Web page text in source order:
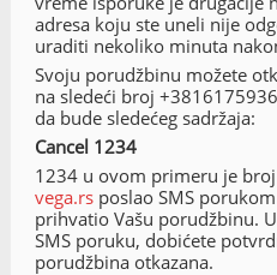
adresa koju ste uneli nije
uraditi nekoliko minuta
Svoju porudžbinu možete
na sledeći broj
da bude sledećeg sadržaja:
Cancel 1234
1234 u ovom primeru je
vega.rs poslao SMS
prihvatio Vašu porudžbinu.
SMS poruku, dobićete
porudžbina otkazana.